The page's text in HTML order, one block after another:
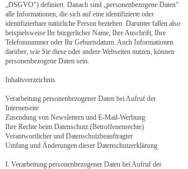
„DSGVO“) definiert. Danach sind „personenbezogene Daten“
alle Informationen, die sich auf eine identifizierte oder
identifizierbare natürliche Person beziehen. Darunter fallen also
beispielsweise Ihr bürgerlicher Name, Ihre Anschrift, Ihre
Telefonnummer oder Ihr Geburtsdatum. Auch Informationen
darüber, wie Sie diese oder andere Webseiten nutzen, können
personenbezogene Daten sein.
Inhaltsverzeichnis
Verarbeitung personenbezogener Daten bei Aufruf der
Internetseite
Zusendung von Newslettern und E-Mail-Werbung
Ihre Rechte beim Datenschutz (Betroffenenrechte)
Verantwortlicher und Datenschutzbeauftragter
Umfang und Änderungen dieser Datenschutzerklärung
I. Verarbeitung personenbezogener Daten bei Aufruf der